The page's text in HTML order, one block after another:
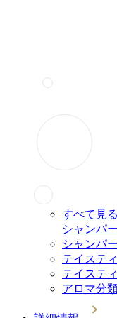
すべて見る
シャンパ
シャンパ
テイステ
テイステ
アロマ分